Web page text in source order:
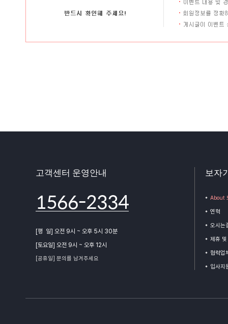
고객센터 운영안내
1566-2334
[평 일] 오전 9시 ~ 오후 5시 30분
[토요일] 오전 9시 ~ 오후 12시
[공휴일] 문의를 남겨주세요
보자
About
연혁
오시는
제휴
협력업
입사지